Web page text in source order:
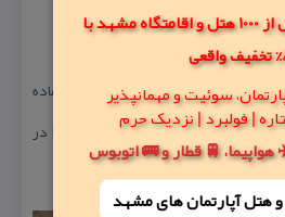
🎁 امکان رزرو بیش از 1000 هتل و اقامتگاه مشهد با
سوئیت و مهمانپذیر
هواپیما، 🚆 قطار و 🚌 اتوبوس
هتل‌ آپارتمان های مشهد
سنگهای تراش و تزئینات سنگی استفاده
و صلیب می باشد كه به صورت جدا در
است.